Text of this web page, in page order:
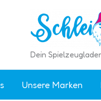
Dein
Unsere Marken